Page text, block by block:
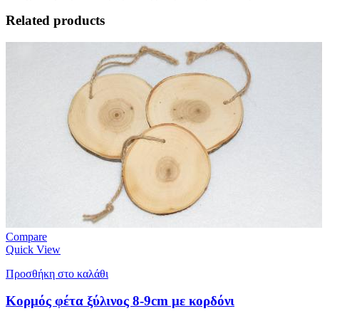
Related products
Compare
Quick View
Προσθήκη στο καλάθι
Κορμός φέτα ξύλινος 8-9cm με κορδόνι